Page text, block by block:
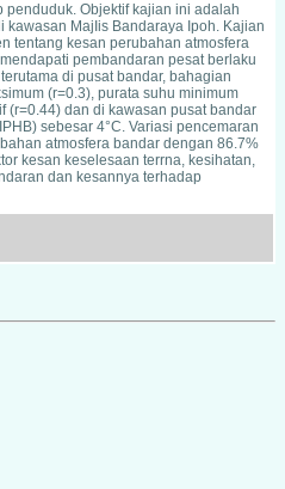
Objektif kajian ini adalah
MajIis Bandaraya Ipoh. Kajian
tentang kesan perubahan atmosfera
pembandaran pesat berlaku
di pusat bandar, bahagian
(r=0.3), purata suhu minimum
(r=0.44) dan di kawasan pusat bandar
sebesar 4°C. Variasi pencemaran
atmosfera bandar dengan 86.7%
kesan keselesaan terrna, kesihatan,
dan kesannya terhadap